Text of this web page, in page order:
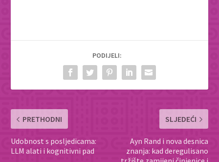
PODIJELI:
PRETHODNI
Udobnost s posljedicama:
LLM alati i kognitivni pad
SLJEDEĆI
Ayn Rand i nova desnica
znanja: kad deregulisano